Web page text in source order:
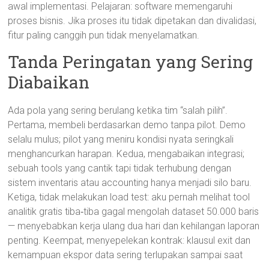
awal implementasi. Pelajaran: software memengaruhi
proses bisnis. Jika proses itu tidak dipetakan dan divalidasi,
fitur paling canggih pun tidak menyelamatkan.
Tanda Peringatan yang Sering
Diabaikan
Ada pola yang sering berulang ketika tim “salah pilih”.
Pertama, membeli berdasarkan demo tanpa pilot. Demo
selalu mulus; pilot yang meniru kondisi nyata seringkali
menghancurkan harapan. Kedua, mengabaikan integrasi;
sebuah tools yang cantik tapi tidak terhubung dengan
sistem inventaris atau accounting hanya menjadi silo baru.
Ketiga, tidak melakukan load test: aku pernah melihat tool
analitik gratis tiba‑tiba gagal mengolah dataset 50.000 baris
— menyebabkan kerja ulang dua hari dan kehilangan laporan
penting. Keempat, menyepelekan kontrak: klausul exit dan
kemampuan ekspor data sering terlupakan sampai saat